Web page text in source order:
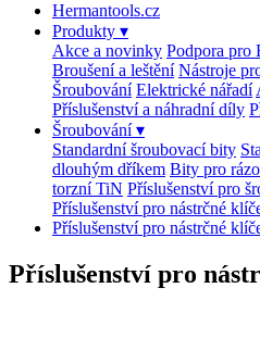
Hermantools.cz
Produkty ▾
Akce a novinky Podpora pro
Broušení a leštění Nástroje
Šroubování Elektrické nářadí
Příslušenství a náhradní díly
Šroubování▾
Standardní šroubovací bity
dlouhým dříkem Bity pro
torzní TiN Příslušenství pro
Příslušenství pro nástrčné
Příslušenství pro nástrčné
Příslušenství pro